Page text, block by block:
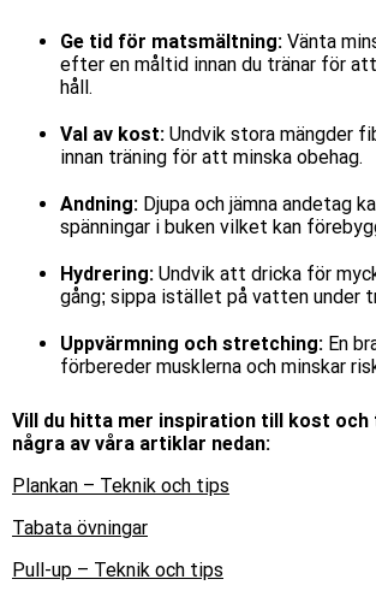
Ge tid för matsmältning: Vänta
efter en måltid innan du tränar för
håll.
Val av kost: Undvik stora mängder
innan träning för att minska obehag.
Andning: Djupa och jämna andetag
spänningar i buken vilket kan
Hydrering: Undvik att dricka för
gång; sippa istället på vatten under
Uppvärmning och stretching: En
förbereder musklerna och minskar
Vill du hitta mer inspiration till kost och
några av våra artiklar nedan:
Plankan – Teknik och tips
Tabata övningar
Pull-up – Teknik och tips